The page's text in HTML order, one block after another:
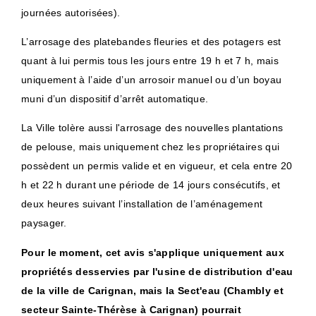
journées autorisées).
L’arrosage des platebandes fleuries et des potagers est
quant à lui permis tous les jours entre 19 h et 7 h, mais
uniquement à l’aide d’un arrosoir manuel ou d’un boyau
muni d’un dispositif d’arrêt automatique.
La Ville tolère aussi l'arrosage des nouvelles plantations
de pelouse, mais uniquement chez les propriétaires qui
possèdent un permis valide et en vigueur, et cela entre 20
h et 22 h durant une période de 14 jours consécutifs, et
deux heures suivant l’installation de l’aménagement
paysager.
Pour le moment, cet avis s'applique uniquement aux
propriétés desservies par l'usine de distribution d'eau
de la ville de Carignan, mais la Sect'eau (Chambly et
secteur Sainte-Thérèse à Carignan) pourrait